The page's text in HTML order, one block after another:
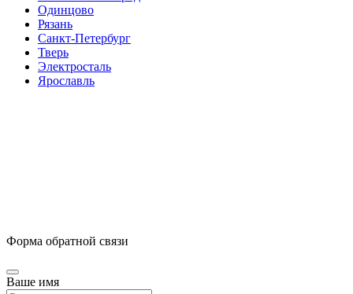
Одинцово
Рязань
Санкт-Петербург
Тверь
Электросталь
Ярославль
Форма обратной связи
Ваше имя